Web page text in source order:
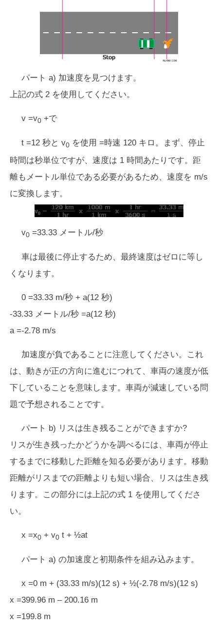
パート a) 加速度を見つけます。
上記の式 2 を使用してください。
v =v0 +で
t =12 秒と v0 を使用 =時速 120 キロ。まず、停止
時間は秒単位ですが、速度は 1 時間あたりです。距
離もメートル単位である必要があるため、速度を m/s
に変換します。
v0 =33.33 メートル/秒
車は最後に停止するため、最終速度はゼロに等し
くなります。
0 =33.33 m/秒 + a(12 秒)
-33.33 メートル/秒 =a(12 秒)
a =-2.78 m/s
加速度が負であることに注意してください。これ
は、動きが正の方向に進むにつれて、車両の速度が低
下していることを意味します。車両が減速している問
題で予想されることです。
パート b) リスは生き残ることができますか?
リスが生き残ったかどうかを調べるには、車両が停止
するまでに移動した距離を知る必要があります。移動
距離がリスまでの距離よりも短い場合、リスは生き残
ります。この部分には上記の式 1 を使用してくださ
い。
x =x0 + v0 t + ½at
パート a) の加速度と初期条件を組み込みます。
x =0 m + (33.33 m/s)(12 s) + ½(-2.78 m/s)(12 s)
x =399.96 m – 200.16 m
x =199.8 m